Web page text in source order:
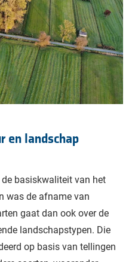
en landschap
basiskwaliteit van het
was de afname van
gaat dan ook over de
landschapstypen. Die
op basis van tellingen